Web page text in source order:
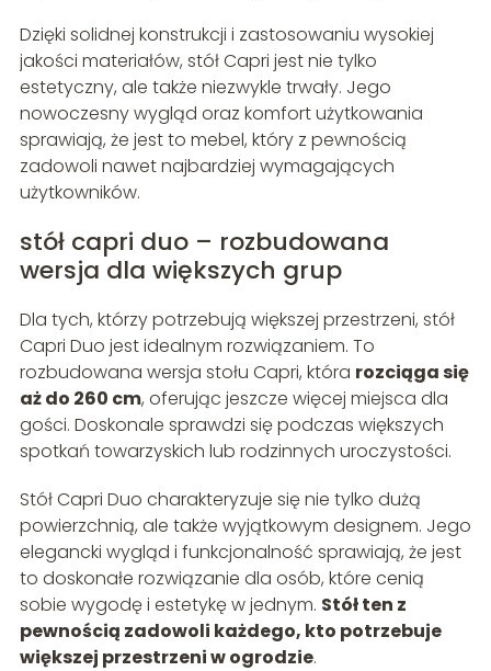
Dzięki solidnej konstrukcji i zastosowaniu wysokiej
jakości materiałów, stół Capri jest nie tylko
estetyczny, ale także niezwykle trwały. Jego
nowoczesny wygląd oraz komfort użytkowania
sprawiają, że jest to mebel, który z pewnością
zadowoli nawet najbardziej wymagających
użytkowników.
stół capri duo – rozbudowana
wersja dla większych grup
Dla tych, którzy potrzebują większej przestrzeni, stół
Capri Duo jest idealnym rozwiązaniem. To
rozbudowana wersja stołu Capri, która rozciąga się
aż do 260 cm, oferując jeszcze więcej miejsca dla
gości. Doskonale sprawdzi się podczas większych
spotkań towarzyskich lub rodzinnych uroczystości.
Stół Capri Duo charakteryzuje się nie tylko dużą
powierzchnią, ale także wyjątkowym designem. Jego
elegancki wygląd i funkcjonalność sprawiają, że jest
to doskonałe rozwiązanie dla osób, które cenią
sobie wygodę i estetykę w jednym. Stół ten z
pewnością zadowoli każdego, kto potrzebuje
większej przestrzeni w ogrodzie.